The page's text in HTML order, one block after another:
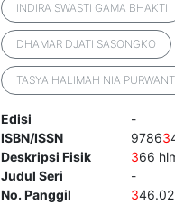
INDIRA SWASTI GAMA BHAKTI
DHAMAR DJATI SASONGKO
TASYA HALIMAH NIA
Edisi
-
ISBN/ISSN
97863
Deskripsi Fisik
366
Judul Seri
-
No. Panggil
346.02